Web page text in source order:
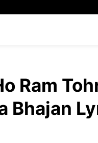
Ram
Bhajan